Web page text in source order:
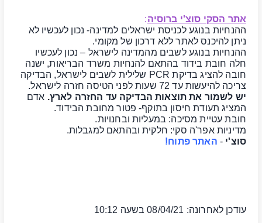
אתר הסקי סוצ'י ברוסיה:
ההנחיות בנוגע לכניסת ישראלים למדינה- נכון לעכשיו לא
ניתן להיכנס לאתר ללא דרכון של מקומי.
ההנחיות בנוגע לשבים מהמדינה לישראל – נכון לעכשיו
חלה חובת בידוד בהתאם להנחיות משרד הבריאות, ישנה
חובה להציג בדיקת PCR שלילית לשבים לישראל, הבדיקה
צריכה להיעשות עד 72 שעות לפני הטיסה חזרה לישראל.
יש לשמור את תוצאות הבדיקה עד החזרה לארץ. אדם
המציג תעודת חיסון בתוקף- פטור מחובת הבידוד.
חובת עטיית מסיכה: במעליות ובחנויות.
מדיניות אפר'ה סקי: חלקית ובהתאם למגבלות.
סוצ'י - האתר פתוח!
עודכן לאחרונה: 08/04/21 בשעה 10:12